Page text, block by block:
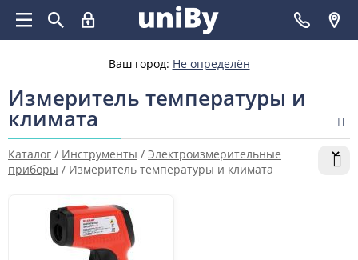
Ваш город: Не определён
Измеритель температуры и
климата
Каталог / Инструменты / Электроизмерительные
приборы / Измеритель температуры и климата